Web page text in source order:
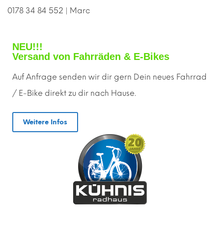
0178 34 84 552 | Marc
NEU!!!
Versand von Fahrräden & E-Bikes
Auf Anfrage senden wir dir gern Dein neues Fahrrad
/ E-Bike direkt zu dir nach Hause.
Weitere Infos